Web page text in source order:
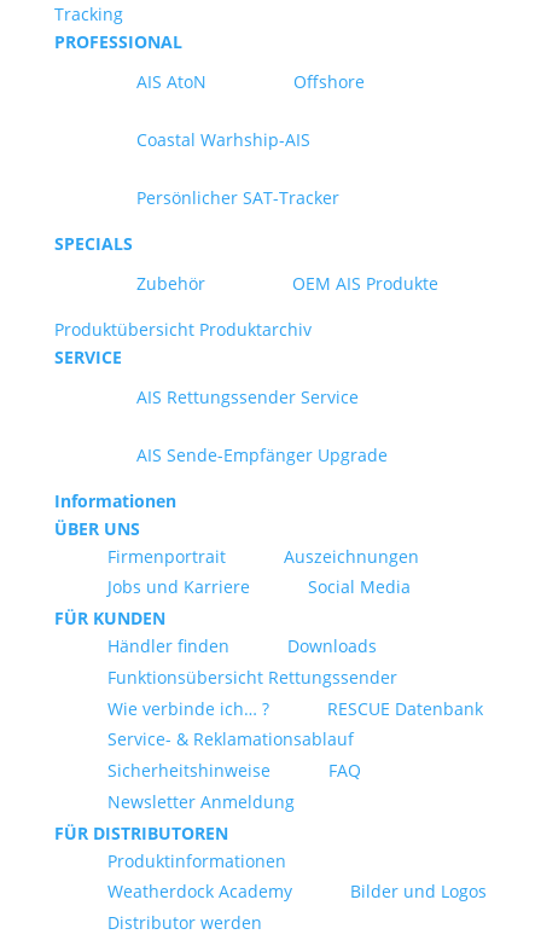
Tracking
PROFESSIONAL
AIS AtoN
Offshore
Coastal Warhship-AIS
Persönlicher SAT-Tracker
SPECIALS
Zubehör
OEM AIS Produkte
Produktübersicht Produktarchiv
SERVICE
AIS Rettungssender Service
AIS Sende-Empfänger Upgrade
Informationen
ÜBER UNS
Firmenportrait
Auszeichnungen
Jobs und Karriere
Social Media
FÜR KUNDEN
Händler finden
Downloads
Funktionsübersicht Rettungssender
Wie verbinde ich… ?
RESCUE Datenbank
Service- & Reklamationsablauf
Sicherheitshinweise
FAQ
Newsletter Anmeldung
FÜR DISTRIBUTOREN
Produktinformationen
Weatherdock Academy
Bilder und Logos
Distributor werden